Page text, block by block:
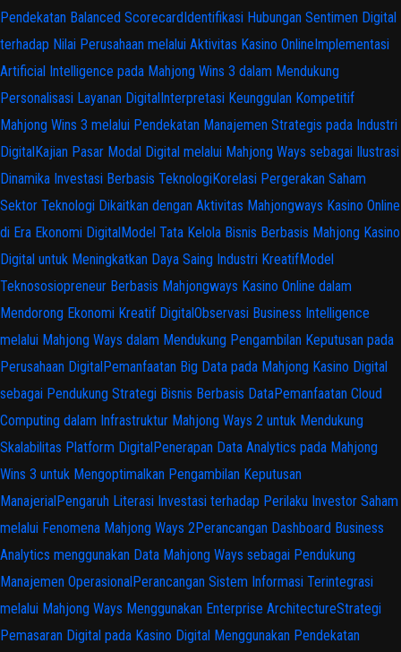
Pendekatan Balanced ScorecardIdentifikasi Hubungan Sentimen Digital
terhadap Nilai Perusahaan melalui Aktivitas Kasino OnlineImplementasi
Artificial Intelligence pada Mahjong Wins 3 dalam Mendukung
Personalisasi Layanan DigitalInterpretasi Keunggulan Kompetitif
Mahjong Wins 3 melalui Pendekatan Manajemen Strategis pada Industri
DigitalKajian Pasar Modal Digital melalui Mahjong Ways sebagai Ilustrasi
Dinamika Investasi Berbasis TeknologiKorelasi Pergerakan Saham
Sektor Teknologi Dikaitkan dengan Aktivitas Mahjongways Kasino Online
di Era Ekonomi DigitalModel Tata Kelola Bisnis Berbasis Mahjong Kasino
Digital untuk Meningkatkan Daya Saing Industri KreatifModel
Teknososiopreneur Berbasis Mahjongways Kasino Online dalam
Mendorong Ekonomi Kreatif DigitalObservasi Business Intelligence
melalui Mahjong Ways dalam Mendukung Pengambilan Keputusan pada
Perusahaan DigitalPemanfaatan Big Data pada Mahjong Kasino Digital
sebagai Pendukung Strategi Bisnis Berbasis DataPemanfaatan Cloud
Computing dalam Infrastruktur Mahjong Ways 2 untuk Mendukung
Skalabilitas Platform DigitalPenerapan Data Analytics pada Mahjong
Wins 3 untuk Mengoptimalkan Pengambilan Keputusan
ManajerialPengaruh Literasi Investasi terhadap Perilaku Investor Saham
melalui Fenomena Mahjong Ways 2Perancangan Dashboard Business
Analytics menggunakan Data Mahjong Ways sebagai Pendukung
Manajemen OperasionalPerancangan Sistem Informasi Terintegrasi
melalui Mahjong Ways Menggunakan Enterprise ArchitectureStrategi
Pemasaran Digital pada Kasino Digital Menggunakan Pendekatan